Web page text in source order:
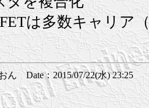
は多数キャリア（
Date：2015/07/22(水) 23:25